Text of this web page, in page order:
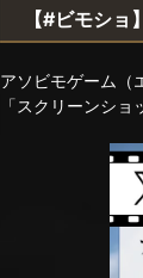
【#ビモショ
アソビモゲーム（
「スクリーンシ